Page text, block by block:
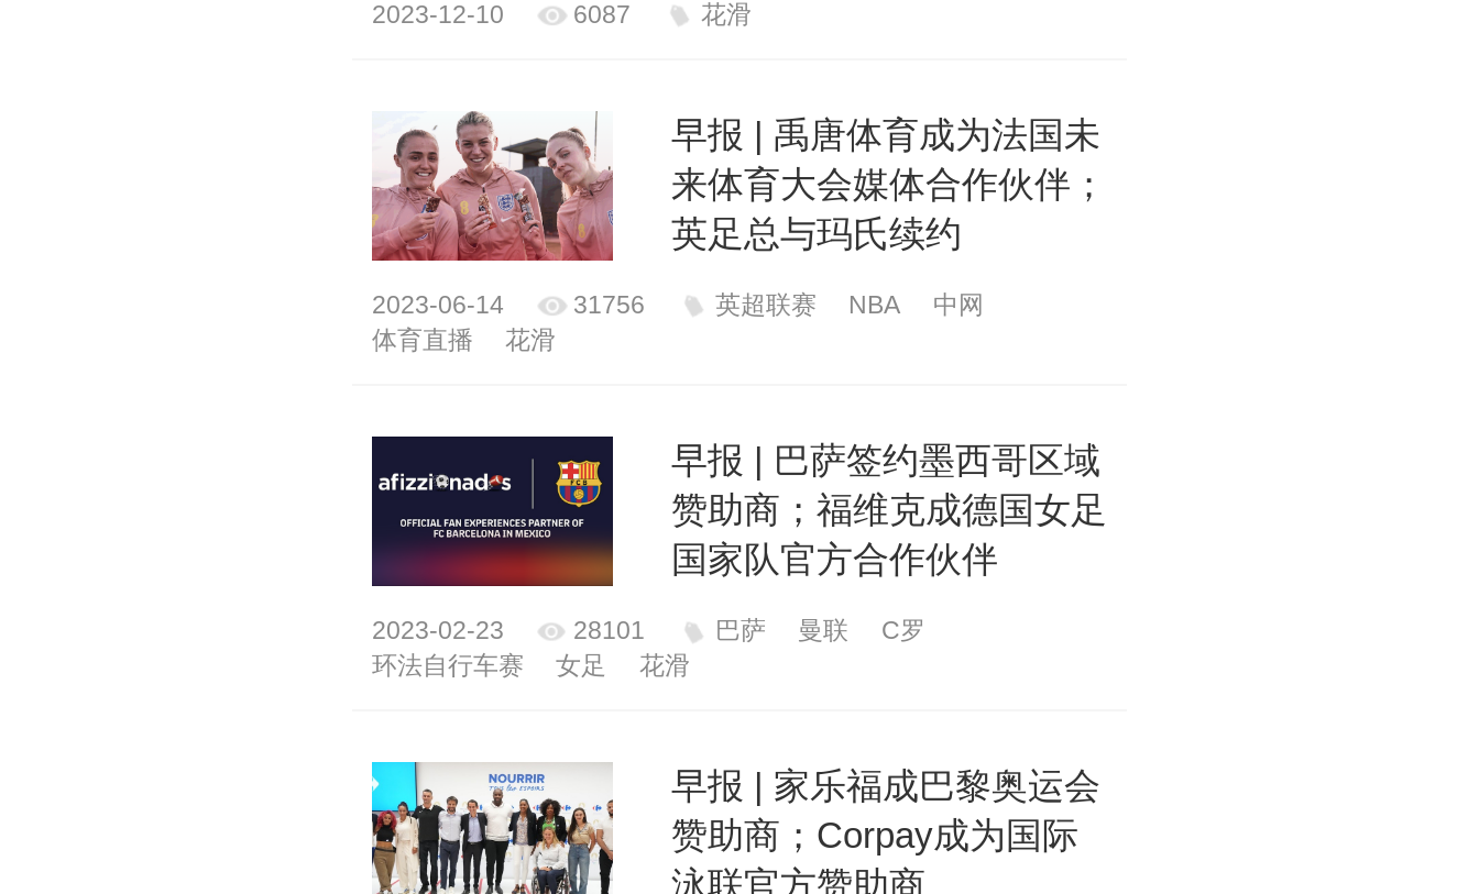
2023-12-10 6087 花滑
早报 | 禹唐体育成为法国未
来体育大会媒体合作伙伴；
英足总与玛氏续约
2023-06-14 31756 英超联赛 NBA
中网
体育直播
花滑
早报 | 巴萨签约墨西哥区域
赞助商；福维克成德国女足
国家队官方合作伙伴
2023-02-23 28101 巴萨 曼联
C罗
环法自行车赛
女足 花滑
早报 | 家乐福成巴黎奥运会
赞助商；Corpay成为国际
泳联官方赞助商